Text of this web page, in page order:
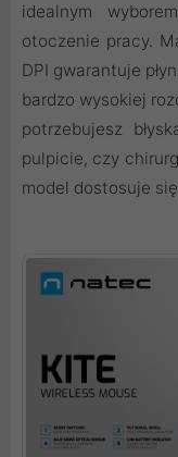
idealnym
otoczenie pracy.
DPI gwarantuje
bardzo wysokiej
potrzebujesz
pulpicie, czy
model dostosuje